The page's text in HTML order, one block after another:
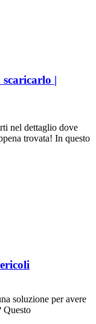
|
nel dettaglio dove
trovata! In questo
soluzione per avere
Questo